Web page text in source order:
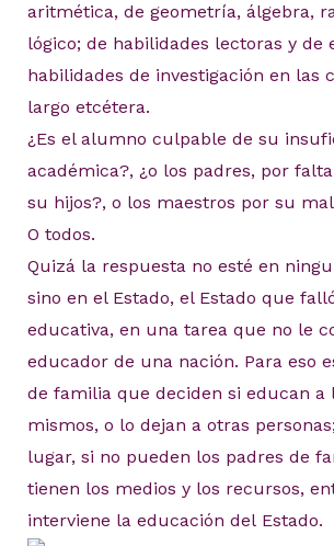
aritmética, de geometría, álgebra,
lógico; de habilidades lectoras y de
habilidades de investigación en las
largo etcétera.
¿Es el alumno culpable de su
académica?, ¿o los padres, por
su hijos?, o los maestros por su
O todos.
Quizá la respuesta no esté en
sino en el Estado, el Estado que
educativa, en una tarea que no le
educador de una nación. Para eso
de familia que deciden si educan a
mismos, o lo dejan a otras
lugar, si no pueden los padres de
tienen los medios y los recursos,
interviene la educación del Estado.